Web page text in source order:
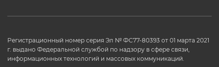
Регистрационный номер серия Эл № ФС77-80393 от 01 марта 2021
г. выдано Федеральной службой по надзору в сфере связи,
информационных технологий и массовых коммуникаций.